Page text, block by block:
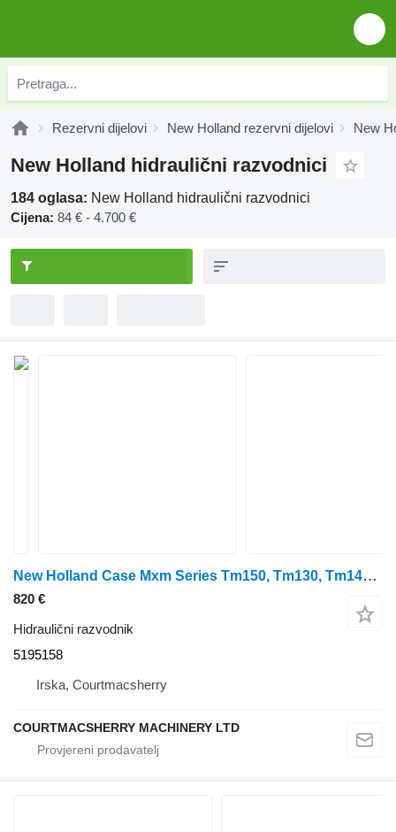
Rezervni dijelovi New Holland rezervni dijelovi New
New Holland hidraulični razvodnici
184 oglasa: New Holland hidraulični razvodnici
Cijena: 84 € - 4.700 €
New Holland Case Mxm Series Tm150, Tm130, Tm140 Hydraulic Valve Body 5195158 hidraulični razvodnik za traktora na kotačima
820 €
Hidraulični razvodnik
5195158
Irska, Courtmacsherry
COURTMACSHERRY MACHINERY LTD